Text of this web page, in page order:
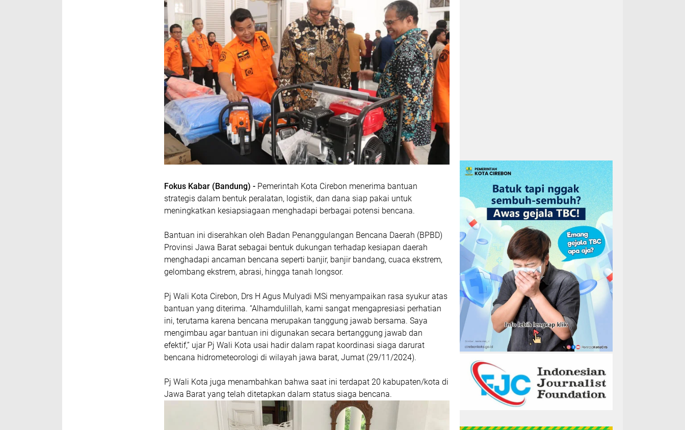
Fokus Kabar (Bandung) - Pemerintah Kota Cirebon menerima bantuan
strategis dalam bentuk peralatan, logistik, dan dana siap pakai untuk
meningkatkan kesiapsiagaan menghadapi berbagai potensi bencana.
Bantuan ini diserahkan oleh Badan Penanggulangan Bencana Daerah (BPBD)
Provinsi Jawa Barat sebagai bentuk dukungan terhadap kesiapan daerah
menghadapi ancaman bencana seperti banjir, banjir bandang, cuaca ekstrem,
gelombang ekstrem, abrasi, hingga tanah longsor.
Pj Wali Kota Cirebon, Drs H Agus Mulyadi MSi menyampaikan rasa syukur atas
bantuan yang diterima. “Alhamdulillah, kami sangat mengapresiasi perhatian
ini, terutama karena bencana merupakan tanggung jawab bersama. Saya
mengimbau agar bantuan ini digunakan secara bertanggung jawab dan
efektif,” ujar Pj Wali Kota usai hadir dalam rapat koordinasi siaga darurat
bencana hidrometeorologi di wilayah jawa barat, Jumat (29/11/2024).
Pj Wali Kota juga menambahkan bahwa saat ini terdapat 20 kabupaten/kota di
Jawa Barat yang telah ditetapkan dalam status siaga bencana.